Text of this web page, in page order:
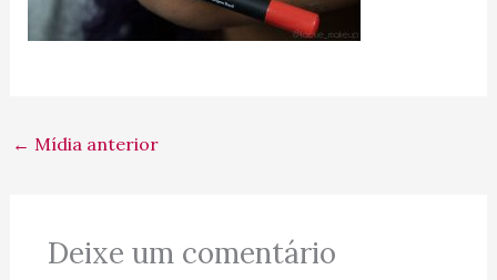
← Mídia anterior
Deixe um comentário